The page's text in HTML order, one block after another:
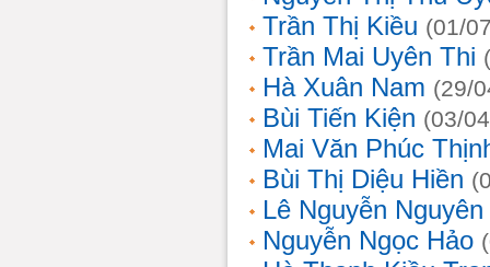
Trần Thị Kiều (01/
Trần Mai Uyên Thi
Hà Xuân Nam (29/
Bùi Tiến Kiện (03/
Mai Văn Phúc
Bùi Thị Diệu Hiền
Lê Nguyễn
Nguyễn Ngọc Hảo